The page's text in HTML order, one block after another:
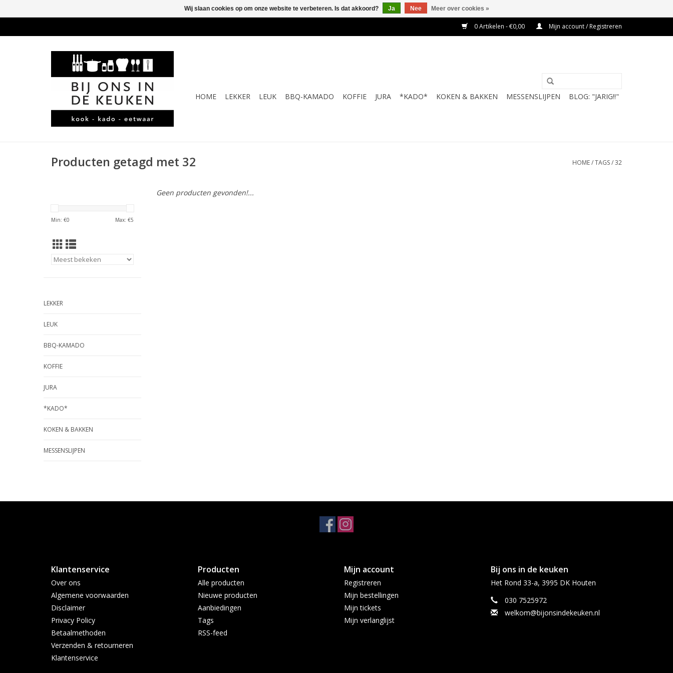
0 Artikelen - €0,00 Mijn account / Registreren
HOME LEKKER LEUK BBQ-KAMADO KOFFIE JURA *KADO* KOKEN & BAKKEN MESSENSLIJPEN BLOG: "JARIG!!"
Producten getagd met 32 HOME/TAGS/32
Min: €0 Max: €5
LEKKER
LEUK
BBQ-KAMADO
KOFFIE
JURA
*KADO*
KOKEN & BAKKEN
MESSENSLIJPEN
Geen producten gevonden!...
Klantenservice
Over ons
Algemene voorwaarden
Disclaimer
Privacy Policy
Betaalmethoden
Verzenden & retourneren
Klantenservice
Producten
Alle producten
Nieuwe producten
Aanbiedingen
Tags
RSS-feed
Mijn account
Registreren
Mijn bestellingen
Mijn tickets
Mijn verlanglijst
Bij ons in de keuken
Het Rond 33-a, 3995 DK Houten
030 7525972
welkom@bijonsindekeuken.nl
Wij slaan cookies op om onze website te verbeteren. Is dat akkoord? Ja Nee Meer over cookies »